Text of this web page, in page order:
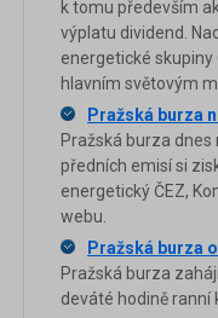
k tomu především
výplatu dividend.
energetické skupiny
hlavním světovým
Pražská burza
Pražská burza dnes
předních emisí si
energetický ČEZ,
webu.
Pražská burza
Pražská burza
deváté hodině ranní